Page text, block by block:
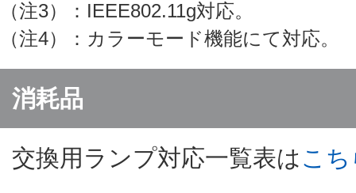
（注3）：IEEE802.11g対応。
（注4）：カラーモード機能にて対応。
消耗品
交換用ランプ対応一覧表は こ